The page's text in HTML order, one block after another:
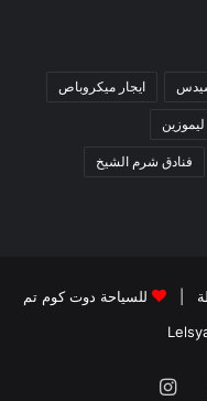
ايجار ميكروباص
ليموزين
فنادق شرم الشيخ
للسياحة دوت كوم تم
‫YouTube